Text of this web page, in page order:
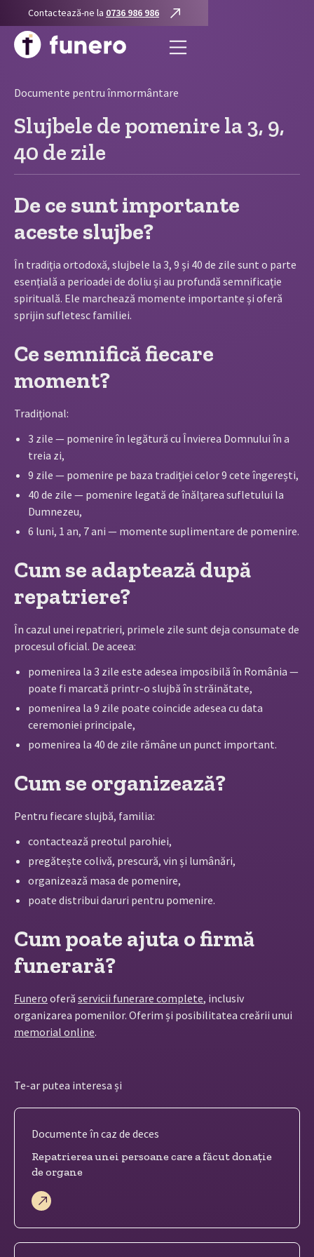
Contactează-ne la 0736 986 986
Documente pentru înmormântare
Slujbele de pomenire la 3, 9,
40 de zile
De ce sunt importante
aceste slujbe?
În tradiția ortodoxă, slujbele la 3, 9 și 40 de zile sunt o parte
esențială a perioadei de doliu și au profundă semnificație
spirituală. Ele marchează momente importante și oferă
sprijin sufletesc familiei.
Ce semnifică fiecare
moment?
Tradițional:
3 zile — pomenire în legătură cu Învierea Domnului în a
treia zi,
9 zile — pomenire pe baza tradiției celor 9 cete îngerești,
40 de zile — pomenire legată de înălțarea sufletului la
Dumnezeu,
6 luni, 1 an, 7 ani — momente suplimentare de pomenire.
Cum se adaptează după
repatriere?
În cazul unei repatrieri, primele zile sunt deja consumate de
procesul oficial. De aceea:
pomenirea la 3 zile este adesea imposibilă în România —
poate fi marcată printr-o slujbă în străinătate,
pomenirea la 9 zile poate coincide adesea cu data
ceremoniei principale,
pomenirea la 40 de zile rămâne un punct important.
Cum se organizează?
Pentru fiecare slujbă, familia:
contactează preotul parohiei,
pregătește colivă, prescură, vin și lumânări,
organizează masa de pomenire,
poate distribui daruri pentru pomenire.
Cum poate ajuta o firmă
funerară?
Funero oferă servicii funerare complete, inclusiv
organizarea pomenilor. Oferim și posibilitatea creării unui
memorial online.
Te-ar putea interesa și
Documente în caz de deces
Repatrierea unei persoane care a făcut donație
de organe